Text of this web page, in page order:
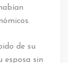
de su
esposa sin